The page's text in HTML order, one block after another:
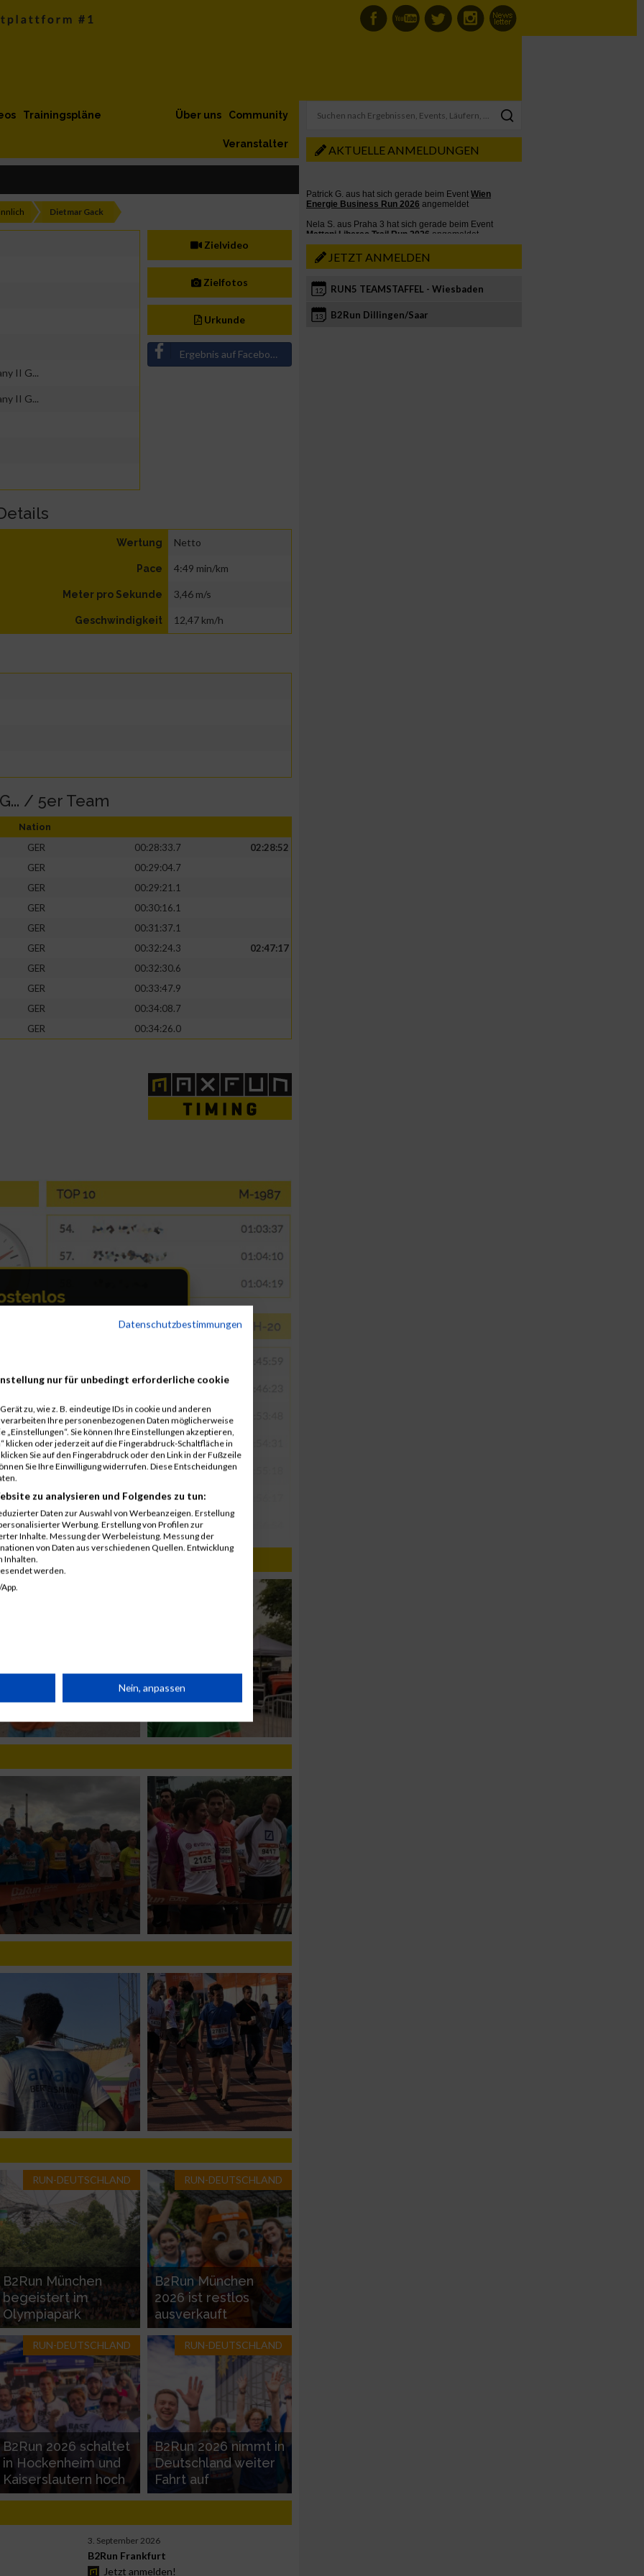
Trainingspläne Community
Über uns
Veranstalter
Dietmar Gack
II G...
II G...
Zielvideo
Zielfotos
Urkunde
Ergebnis auf Facebook teilen
Wertung Netto
Pace 4:49 min/km
Meter pro Sekunde 3,46 m/s
Geschwindigkeit 12,47 km/h
/ 5er Team
Nation
GER 00:28:33.7
02:28:52
GER
00:29:04.7
GER
00:29:21.1
GER
00:30:16.1
GER
00:31:37.1
GER 00:32:24.3
02:47:17
GER
00:32:30.6
GER
00:33:47.9
GER
00:34:08.7
GER 00:34:26.0
RUN-DEUTSCHLAND
B2Run München
begeistert im
Olympiapark
RUN-DEUTSCHLAND
B2Run München
2026 ist restlos
ausverkauft
RUN-DEUTSCHLAND
B2Run 2026 schaltet
in Hockenheim und
Kaiserslautern hoch
RUN-DEUTSCHLAND
B2Run 2026 nimmt in
Deutschland weiter
Fahrt auf
3. September 2026
B2Run Frankfurt
Jetzt anmelden!
AKTUELLE ANMELDUNGEN
JETZT ANMELDEN
12 RUN5 TEAMSTAFFEL - Wiesbaden
13 B2Run Dillingen/Saar
Datenschutzbestimmungen
nur für unbedingt erforderliche cookie
zu, wie z. B. eindeutige IDs in cookie und anderen
Ihre personenbezogenen Daten möglicherweise
Sie können Ihre Einstellungen akzeptieren,
klicken oder jederzeit auf die Fingerabdruck-Schaltfläche in
Sie auf den Fingerabdruck oder den Link in der Fußzeile
Sie Ihre Einwilligung widerrufen. Diese Entscheidungen
zu analysieren und Folgendes zu tun:
Daten zur Auswahl von Werbeanzeigen. Erstellung
Werbung. Erstellung von Profilen zur
Inhalte. Messung der Werbeleistung. Messung der
von Daten aus verschiedenen Quellen. Entwicklung
Inhalten.
werden.
von Daten aus
Nein, anpassen